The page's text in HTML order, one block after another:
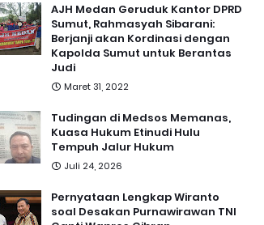
AJH Medan Geruduk Kantor DPRD
Sumut, Rahmasyah Sibarani:
Berjanji akan Kordinasi dengan
Kapolda Sumut untuk Berantas
Judi
Maret 31, 2022
Tudingan di Medsos Memanas,
Kuasa Hukum Etinudi Hulu
Tempuh Jalur Hukum
Juli 24, 2026
Pernyataan Lengkap Wiranto
soal Desakan Purnawirawan TNI